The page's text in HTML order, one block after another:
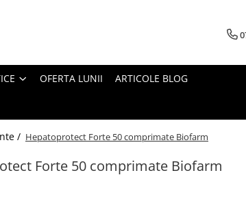
OFERTA LUNII ARTICOLE BLOG
/ Hepatoprotect Forte 50 comprimate Biofarm
Forte 50 comprimate Biofarm